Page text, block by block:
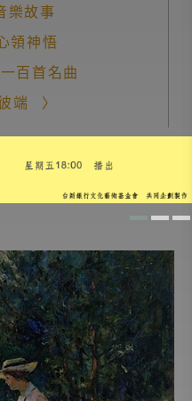
樂故事
領神悟
百首名曲
端
聽音樂？
Story
樂的家
廚房
導聆
奏